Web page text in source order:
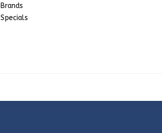
Brands
Specials